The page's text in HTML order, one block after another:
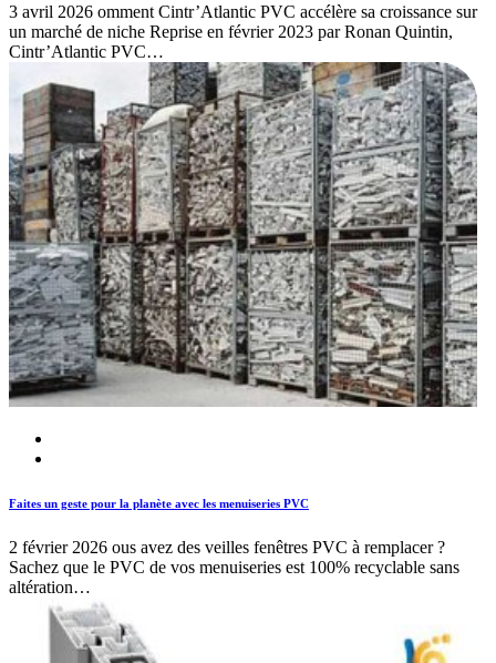
3 avril 2026 omment Cintr’Atlantic PVC accélère sa croissance sur
un marché de niche Reprise en février 2023 par Ronan Quintin,
Cintr’Atlantic PVC…
Faites un geste pour la planète avec les menuiseries PVC
2 février 2026 ous avez des veilles fenêtres PVC à remplacer ?
Sachez que le PVC de vos menuiseries est 100% recyclable sans
altération…